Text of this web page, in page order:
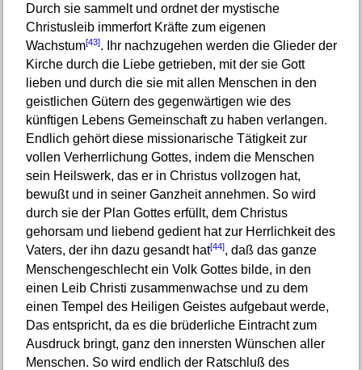
Durch sie sammelt und ordnet der mystische
Christusleib immerfort Kräfte zum eigenen
Wachstum[43]. Ihr nachzugehen werden die Glieder der
Kirche durch die Liebe getrieben, mit der sie Gott
lieben und durch die sie mit allen Menschen in den
geistlichen Gütern des gegenwärtigen wie des
künftigen Lebens Gemeinschaft zu haben verlangen.
Endlich gehört diese missionarische Tätigkeit zur
vollen Verherrlichung Gottes, indem die Menschen
sein Heilswerk, das er in Christus vollzogen hat,
bewußt und in seiner Ganzheit annehmen. So wird
durch sie der Plan Gottes erfüllt, dem Christus
gehorsam und liebend gedient hat zur Herrlichkeit des
Vaters, der ihn dazu gesandt hat[44], daß das ganze
Menschengeschlecht ein Volk Gottes bilde, in den
einen Leib Christi zusammenwachse und zu dem
einen Tempel des Heiligen Geistes aufgebaut werde,
Das entspricht, da es die brüderliche Eintracht zum
Ausdruck bringt, ganz den innersten Wünschen aller
Menschen. So wird endlich der Ratschluß des